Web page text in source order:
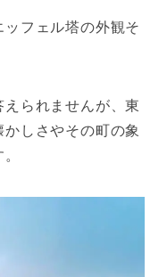
フェル塔の外観そ
られませんが、東
しさやその町の象